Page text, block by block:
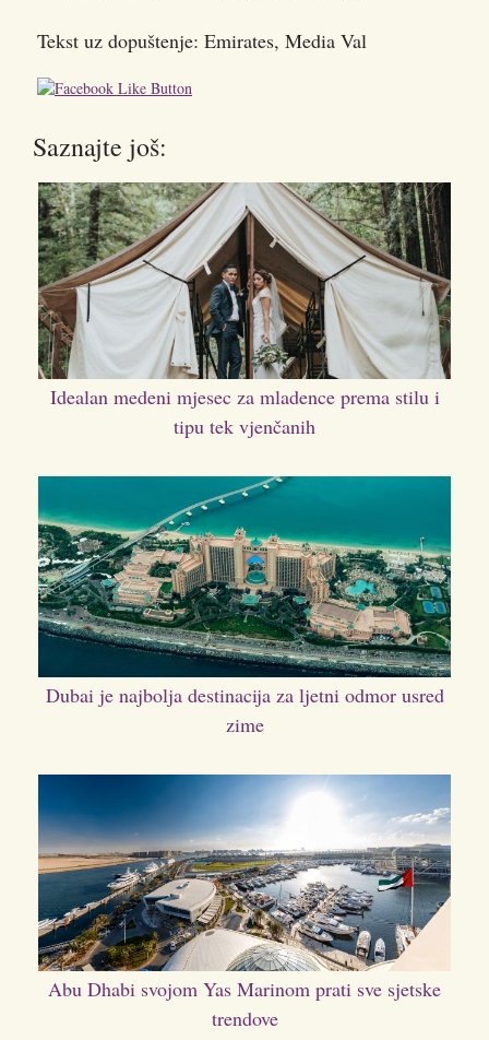
Tekst uz dopuštenje: Emirates, Media Val
Saznajte još:
Idealan medeni mjesec za mladence prema stilu i
tipu tek vjenčanih
Dubai je najbolja destinacija za ljetni odmor usred
zime
Abu Dhabi svojom Yas Marinom prati sve sjetske
trendove